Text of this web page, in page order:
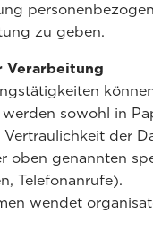
zu geben.
Verarbeitung
sowohl in
der
oben genannten
Telefonanrufe).
wendet